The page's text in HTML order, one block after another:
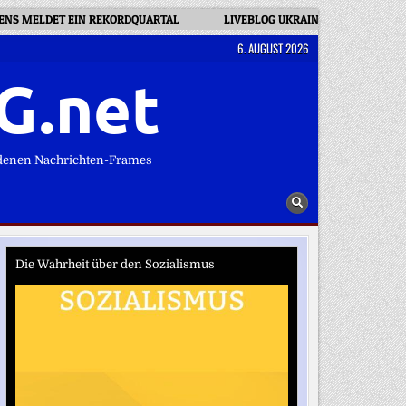
MELDET EIN REKORDQUARTAL LIVEBLOG UKRAINEKRIEG:
6. AUGUST 2026
Nachrichten-Frames
Die Wahrheit über den Sozialismus